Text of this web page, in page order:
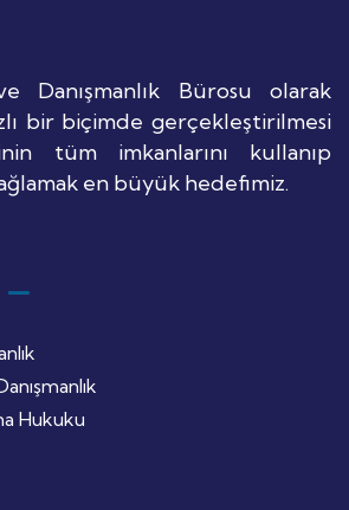
Danışmanlık Bürosu olarak
bir biçimde gerçekleştirilmesi
tüm imkanlarını kullanıp
en büyük hedefimiz.
Hukuku